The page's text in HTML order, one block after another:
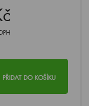
PŘIDAT DO KOŠÍKU